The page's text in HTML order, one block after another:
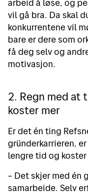
arbeid å løse, og
vil gå bra. Da skal
konkurrentene vil
bare er dere som
få deg selv og
motivasjon.
2. Regn med at
koster mer
Er det én ting
gründerkarrieren,
lengre tid og
– Det skjer med én
samarbeide. Selv